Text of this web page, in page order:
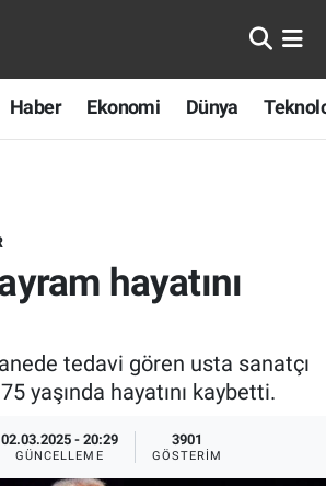
Haber Ekonomi Dünya
hayatını
tedavi gören usta sanatçı
yaşında hayatını kaybetti.
02.03.2025 - 20:29
GÜNCELLEME
3901
GÖSTERIM
Evreni
Durumu ve Fikstür